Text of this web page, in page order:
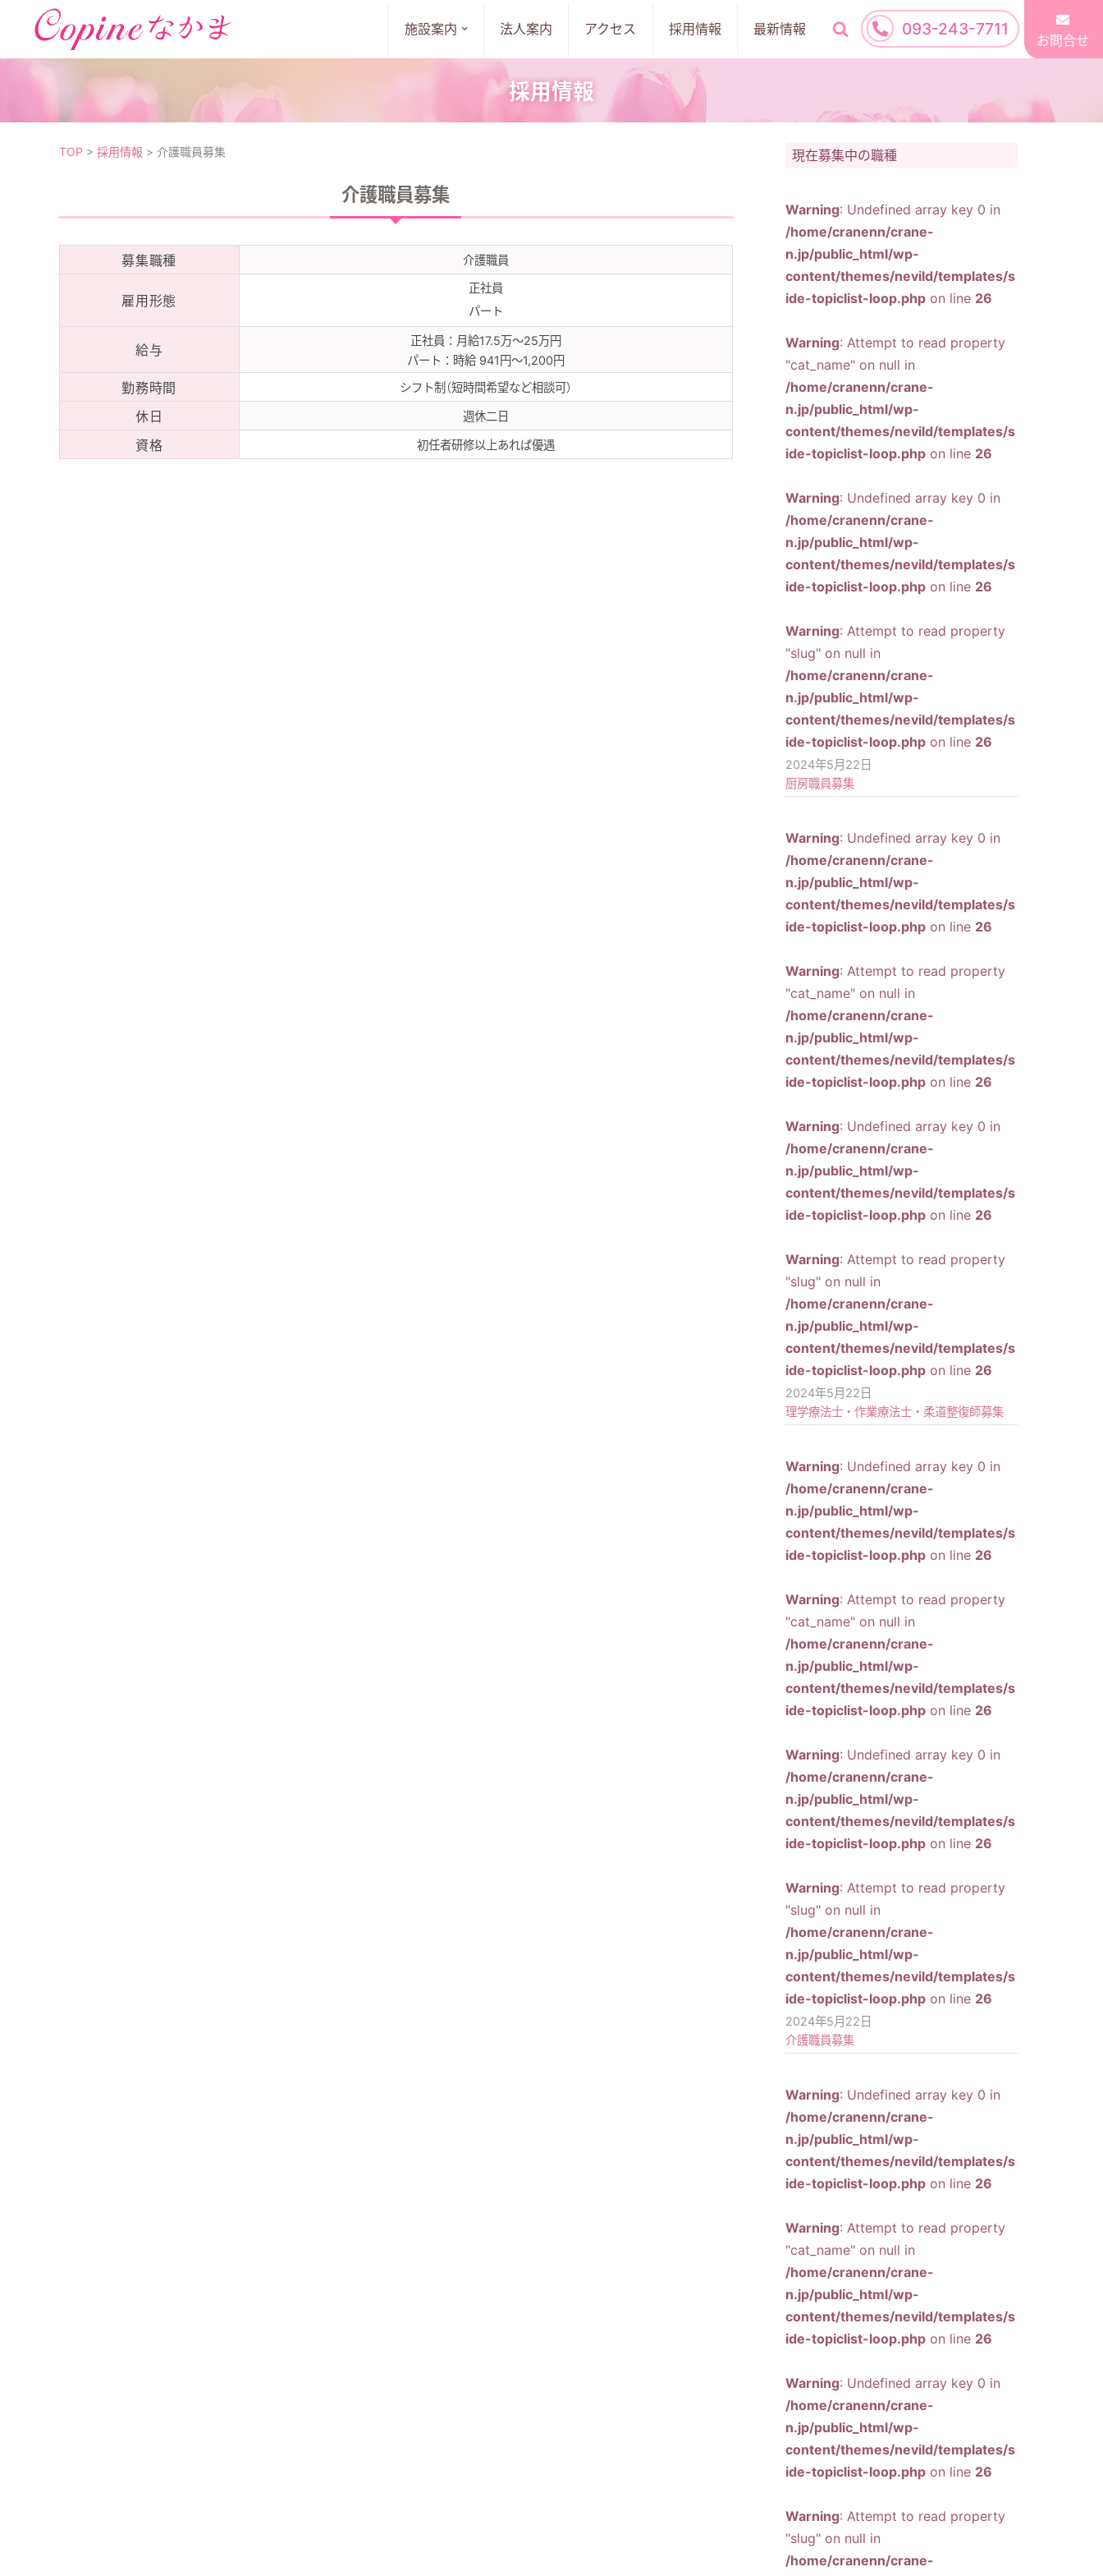
施設案内 法人案内 アクセス 採用情報 最新情報 093-243-7711
お問合せ
採用情報
TOP > 採用情報 > 介護職員募集
介護職員募集
募集職種 介護職員
雇用形態
正社員
パート
給与
正社員：月給17.5万～25万円
パート：時給 941円～1,200円
勤務時間 シフト制（短時間希望など相談可）
休日 週休二日
資格 初任者研修以上あれば優遇
現在募集中の職種
Warning: Undefined array key 0 in
/home/cranenn/crane-
n.jp/public_html/wp-
content/themes/nevild/templates/s
ide-topiclist-loop.phpon line 26
Warning: Attempt to read property
"cat_name" on null in
/home/cranenn/crane-
n.jp/public_html/wp-
content/themes/nevild/templates/s
ide-topiclist-loop.phpon line 26
Warning: Undefined array key 0 in
/home/cranenn/crane-
n.jp/public_html/wp-
content/themes/nevild/templates/s
ide-topiclist-loop.phpon line 26
Warning: Attempt to read property
"slug" on null in
/home/cranenn/crane-
n.jp/public_html/wp-
content/themes/nevild/templates/s
ide-topiclist-loop.phpon line 26
2024年5月22日
厨房職員募集
Warning: Undefined array key 0 in
/home/cranenn/crane-
n.jp/public_html/wp-
content/themes/nevild/templates/s
ide-topiclist-loop.phpon line 26
Warning: Attempt to read property
"cat_name" on null in
/home/cranenn/crane-
n.jp/public_html/wp-
content/themes/nevild/templates/s
ide-topiclist-loop.phpon line 26
Warning: Undefined array key 0 in
/home/cranenn/crane-
n.jp/public_html/wp-
content/themes/nevild/templates/s
ide-topiclist-loop.phpon line 26
Warning: Attempt to read property
"slug" on null in
/home/cranenn/crane-
n.jp/public_html/wp-
content/themes/nevild/templates/s
ide-topiclist-loop.phpon line 26
2024年5月22日
理学療法士・作業療法士・柔道整復師募集
Warning: Undefined array key 0 in
/home/cranenn/crane-
n.jp/public_html/wp-
content/themes/nevild/templates/s
ide-topiclist-loop.phpon line 26
Warning: Attempt to read property
"cat_name" on null in
/home/cranenn/crane-
n.jp/public_html/wp-
content/themes/nevild/templates/s
ide-topiclist-loop.phpon line 26
Warning: Undefined array key 0 in
/home/cranenn/crane-
n.jp/public_html/wp-
content/themes/nevild/templates/s
ide-topiclist-loop.phpon line 26
Warning: Attempt to read property
"slug" on null in
/home/cranenn/crane-
n.jp/public_html/wp-
content/themes/nevild/templates/s
ide-topiclist-loop.phpon line 26
2024年5月22日
介護職員募集
Warning: Undefined array key 0 in
/home/cranenn/crane-
n.jp/public_html/wp-
content/themes/nevild/templates/s
ide-topiclist-loop.phpon line 26
Warning: Attempt to read property
"cat_name" on null in
/home/cranenn/crane-
n.jp/public_html/wp-
content/themes/nevild/templates/s
ide-topiclist-loop.phpon line 26
Warning: Undefined array key 0 in
/home/cranenn/crane-
n.jp/public_html/wp-
content/themes/nevild/templates/s
ide-topiclist-loop.phpon line 26
Warning: Attempt to read property
"slug" on null in
/home/cranenn/crane-